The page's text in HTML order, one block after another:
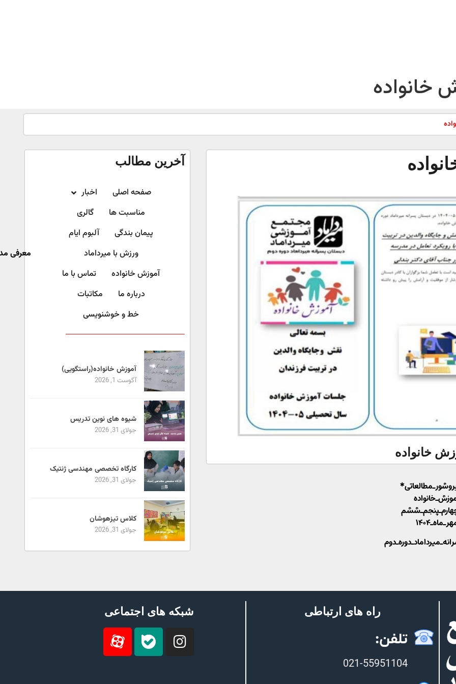
خانواده
خانواده
آخرین مطالب
صفحه اصلی
اخبار
مناسبت ها
گالری
پیمان بندگی
آلبوم ایام
ورزش با میرداماد​
آموزش خانواده
تماس با ما
درباره ما
مکاتبات
خط و خوشنویسی
معرفی
آموزش خانواده(راستگویی)
آگوست 1, 2026
شیوه های نوین تدریس
جولای 31, 2026
کارگاه تخصصی مهندسی ژنتیک
جولای 31, 2026
کلاس تیزهوشان
جولای 31, 2026
راه های ارتباطی
تلفن:
021-55951104
شبکه های اجتماعی